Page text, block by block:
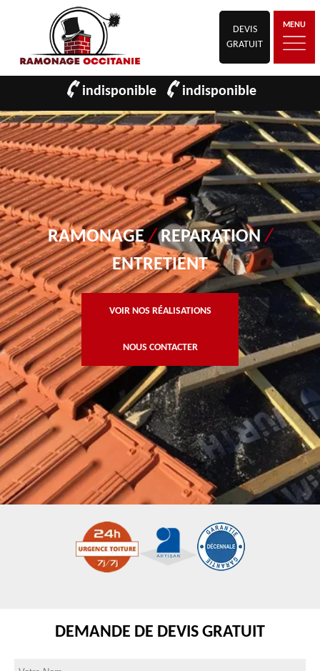
DEVIS
GRATUIT
MENU
indisponible indisponible
RAMONAGE/REPARATION/
ENTRETIENT
VOIR NOS RÉALISATIONS
NOUS CONTACTER
DEMANDE DE DEVIS GRATUIT